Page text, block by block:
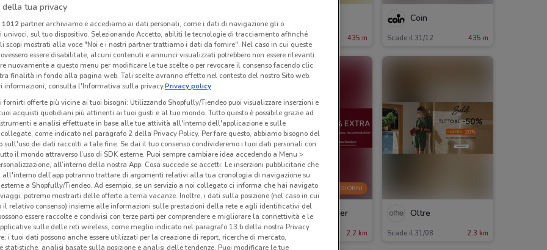
Lovable
Scade il 31/08 385 m
Primadonna
Scade il 31/08 386 m Scade il 14/09 435 m
Coin
Scade il 31/12 435 m
Carpisa
Scade il 31/08 814 m
Conbipel
Scade il 22/09 1.9 km
-3 GIORNI
Tommy Hilfiger
Scade lunedì 2.2 km
Oltre
Scade il 31/08 2.3 km
della tua privacy
1012partner archiviamo e accediamo ai dati personali, come i dati di navigazione gli o
sul tuo dispositivo. Selezionando Accetto, abiliti le tecnologie di tracciamento affinché
scopi mostrati alla voce "Noi e i nostri partner trattiamo i dati da fornire". Nel caso in cui queste
essere disabilitate, alcuni contenuti e annunci visualizzati potrebbero non essere rilevanti.
nuovamente a questo menu per modificare le tue scelte o per revocare il consenso facendo clic
finalità in fondo alla pagina web. Tali scelte avranno effetto nel contesto del nostro Sito web.
informazioni, consulta l'Informativa sulla privacy.Privacy policy
fornirti offerte più vicine ai tuoi bisogni: Utilizzando Shopfully/Tiendeo puoi visualizzare inserzioni e
acquisti quotidiani più attinenti ai tuoi gusti e al tuo mondo. Tutto questo è possibile grazie ad
e analisi effettuate in base alle tue attività all'interno dell'applicazione e sulle
come indicato nel paragrafo 2 della Privacy Policy. Per fare questo, abbiamo bisogno del
sull'uso dei dati raccolti a tale fine. Se dai il tuo consenso condivideremo i tuoi dati personali con
il mondo attraverso l’uso di SDK esterne. Puoi sempre cambiare idea accedendo a Menu >
all’interno della nostra App. Cosa succede se accetti: Le inserzioni pubblicitarie che
all'interno dell’app potranno trattare di argomenti relativi alla tua cronologia di navigazione su
a Shopfully/Tiendeo. Ad esempio, se un servizio a noi collegato ci informa che hai navigato
potremo mostrarti delle offerte a tema vacanze. Inoltre, i dati sulla posizione (nel caso in cui
il relativo consenso) insieme alle informazioni sulle prestazioni della rete e agli identificativi del
essere raccolte e condivisi con terze parti per comprendere e migliorare la connettività e le
sulle delle reti wireless, come meglio indicato nel paragrafo 13.b della nostra Privacy
i tuoi dati possono anche essere utilizzati per la creazione di report, ricerche di mercato,
statistiche, analisi basate sulla posizione e analisi delle tendenze. Puoi modificare le tue